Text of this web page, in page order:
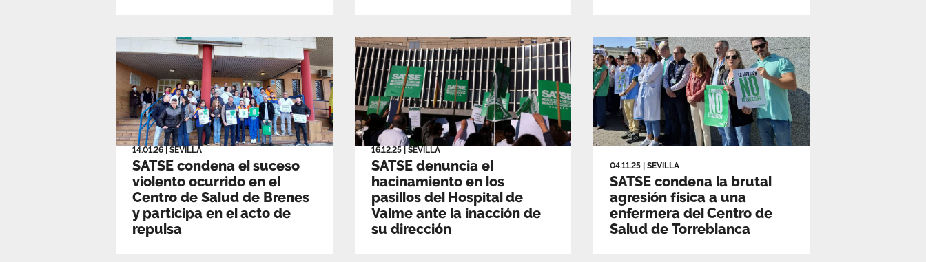
14.01.26 SEVILLA
SATSE condena el suceso
violento ocurrido en el
Centro de Salud de Brenes
y participa en el acto de
repulsa
16.12.25 SEVILLA
SATSE denuncia el
hacinamiento en los
pasillos del Hospital de
Valme ante la inacción de
su dirección
04.11.25 |SEVILLA
SATSE condena la brutal
agresión física a una
enfermera del Centro de
Salud de Torreblanca